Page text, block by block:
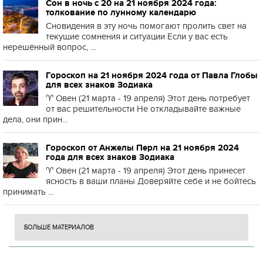
Сон в ночь с 20 на 21 ноября 2024 года:
толкование по лунному календарю
Сновидения в эту ночь помогают пролить свет на
текущие сомнения и ситуации Если у вас есть
нерешённый вопрос, ...
Гороскоп на 21 ноября 2024 года от Павла Глобы
для всех знаков Зодиака
♈️ Овен (21 марта - 19 апреля) Этот день потребует
от вас решительности Не откладывайте важные
дела, они прин...
Гороскоп от Анжелы Перл на 21 ноября 2024
года для всех знаков Зодиака
♈️ Овен (21 марта - 19 апреля) Этот день принесет
ясность в ваши планы Доверяйте себе и не бойтесь
принимать ...
БОЛЬШЕ МАТЕРИАЛОВ